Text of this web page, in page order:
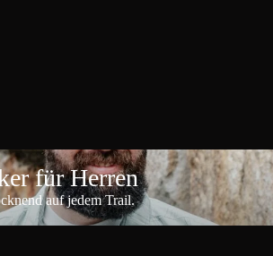
für Herren
auf jedem Trail.